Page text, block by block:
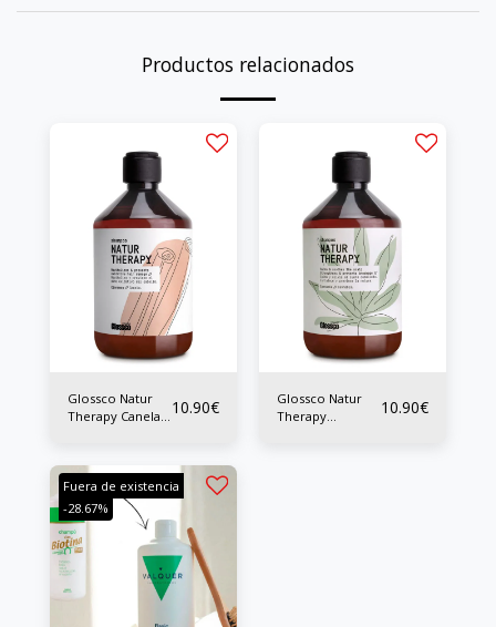
Productos relacionados
Glossco Natur
Therapy Canela
10.90€
Glossco Natur
Therapy
10.90€
Fuera de existencia
-28.67%